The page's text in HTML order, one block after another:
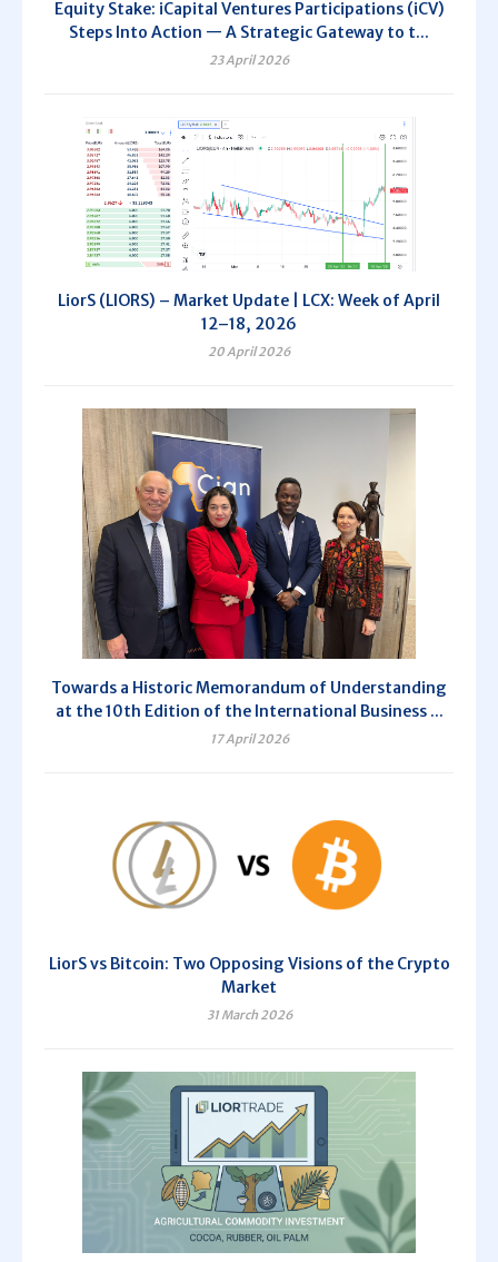
Equity Stake: iCapital Ventures Participations (iCV)
Steps Into Action — A Strategic Gateway to t...
23 April 2026
LiorS (LIORS) – Market Update | LCX: Week of April
12–18, 2026
20 April 2026
Towards a Historic Memorandum of Understanding
at the 10th Edition of the International Business ...
17 April 2026
LiorS vs Bitcoin: Two Opposing Visions of the Crypto
Market
31 March 2026